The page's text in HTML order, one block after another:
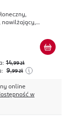
nawilżający,
14,99 zł
9,99 zł
online
w